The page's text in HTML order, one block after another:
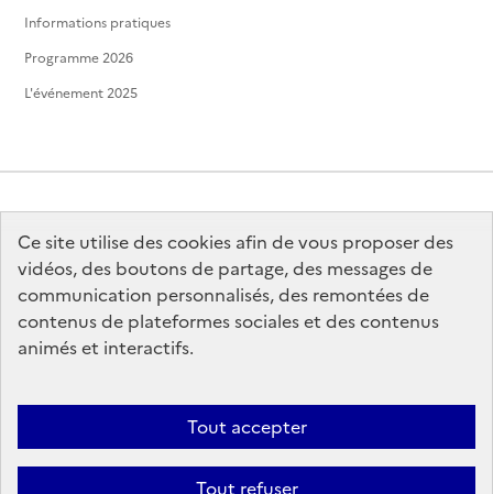
Ce site utilise des cookies afin de vous proposer des
vidéos, des boutons de partage, des messages de
communication personnalisés, des remontées de
contenus de plateformes sociales et des contenus
animés et interactifs.
Tout accepter
Tout refuser
Informations pratiques
Programme 2026
L'événement 2025
MINISTÈRE
DE LA CULTURE
data.gouv.fr